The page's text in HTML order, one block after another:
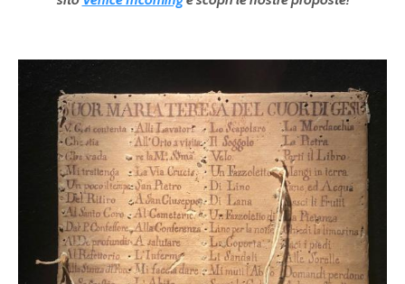
Pagine